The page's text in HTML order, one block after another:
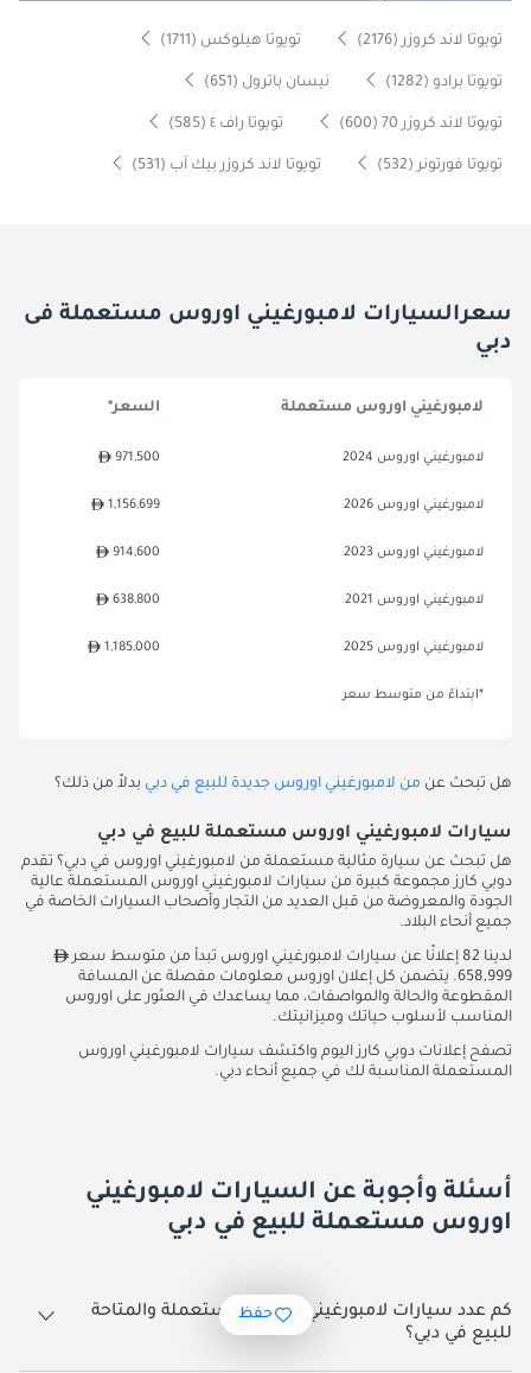
تويوتا لاند كروزر (2176) تويوتا هيلوكس (1711)
تويوتا برادو (1282) نيسان باترول (651)
تويوتا لاند كروزر 70 (600) تويوتا راف ٤ (585)
تويوتا فورتونر (532) تويوتا لاند كروزر بيك آب (531)
سعرالسيارات لامبورغيني اوروس مستعملة فى
دبي
لامبورغيني اوروس مستعملة السعر*
لامبورغيني اوروس 2024 971,500
لامبورغيني اوروس 2026 1,156,699
لامبورغيني اوروس 2023 914,600
لامبورغيني اوروس 2021 638,800
لامبورغيني اوروس 2025 1,185,000
*ابتداءً من متوسط سعر
هل تبحث عن من لامبورغيني اوروس جديدة للبيع في دبي بدلاً من ذلك؟
سيارات لامبورغيني اوروس مستعملة للبيع في دبي
هل تبحث عن سيارة مثالية مستعملة من لامبورغيني اوروس في دبي؟ تقدم
دوبي كارز مجموعة كبيرة من سيارات لامبورغيني اوروس المستعملة عالية
الجودة والمعروضة من قبل العديد من التجار وأصحاب السيارات الخاصة في
جميع أنحاء البلاد.
لدينا 82 إعلانًا عن سيارات لامبورغيني اوروس تبدأ من متوسط سعر
658,999. يتضمن كل إعلان اوروس معلومات مفصلة عن المسافة
المقطوعة والحالة والمواصفات، مما يساعدك في العثور على اوروس
المناسب لأسلوب حياتك وميزانيتك.
تصفح إعلانات دوبي كارز اليوم واكتشف سيارات لامبورغيني اوروس
المستعملة المناسبة لك في جميع أنحاء دبي.
أسئلة وأجوبة عن السيارات لامبورغيني
اوروس مستعملة للبيع في دبي
كم عدد سيارات لامبورغيني اوروس مستعملة والمتاحة
للبيع في دبي؟
حفظ